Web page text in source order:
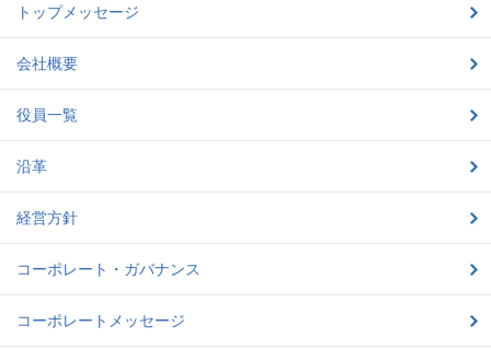
トップメッセージ
会社概要
役員一覧
沿革
経営方針
コーポレート・ガバナンス
コーポレートメッセージ